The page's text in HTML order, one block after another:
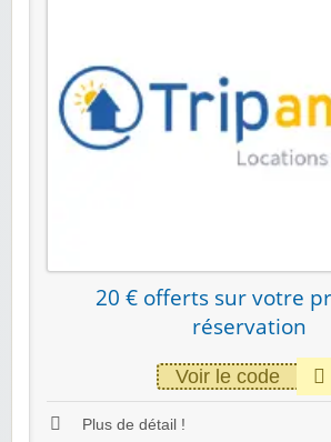
20 € offerts sur votre
réservation
Voir le code
Plus de détail !